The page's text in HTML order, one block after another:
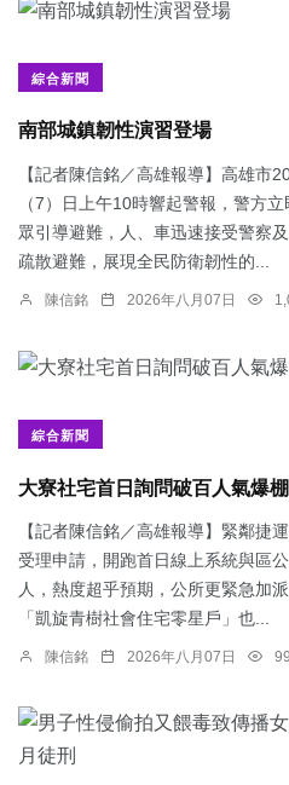
綜合新聞
南部城鎮韌性演習登場
【記者陳信銘／高雄報導】高雄市
（7）日上午10時響起警報，警方
眾引導避難，人、車迅速接受警察
疏散避難，展現全民防衛韌性的...
陳信銘 2026年八月07日
綜合新聞
大寮社宅首日詢問破百人氣爆棚
【記者陳信銘／高雄報導】緊鄰捷
受理申請，開跑首日線上系統與區
人，熱度超乎預期，公所更緊急加
「凱旋青樹社會住宅零星戶」也...
陳信銘 2026年八月07日